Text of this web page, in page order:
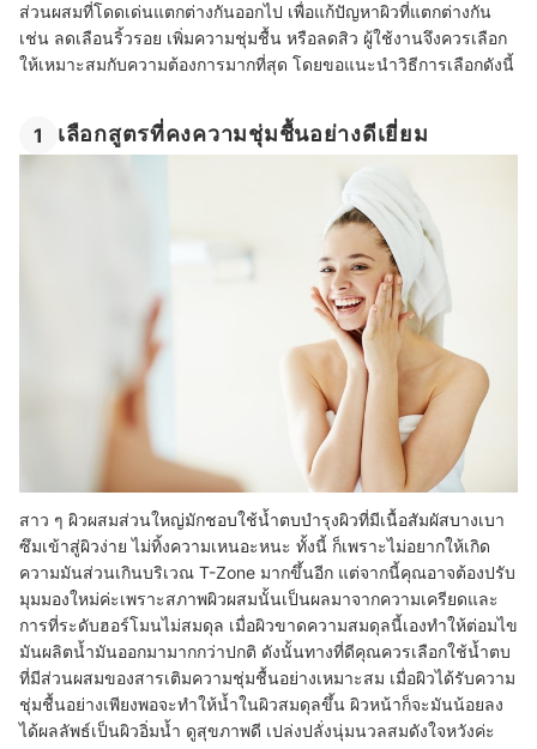
ส่วนผสมที่โดดเด่นแตกต่างกันออกไป เพื่อแก้ปัญหาผิวที่แตกต่างกัน
เช่น ลดเลือนริ้วรอย เพิ่มความชุ่มชื้น หรือลดสิว ผู้ใช้งานจึงควรเลือก
ให้เหมาะสมกับความต้องการมากที่สุด โดยขอแนะนำวิธีการเลือกดังนี้
1 เลือกสูตรที่คงความชุ่มชื้นอย่างดีเยี่ยม
สาว ๆ ผิวผสมส่วนใหญ่มักชอบใช้น้ำตบบำรุงผิวที่มีเนื้อสัมผัสบางเบา
ซึมเข้าสู่ผิวง่าย ไม่ทิ้งความเหนอะหนะ ทั้งนี้ ก็เพราะไม่อยากให้เกิด
ความมันส่วนเกินบริเวณ T-Zone มากขึ้นอีก แต่จากนี้คุณอาจต้องปรับ
มุมมองใหม่ค่ะเพราะสภาพผิวผสมนั้นเป็นผลมาจากความเครียดและ
การที่ระดับฮอร์โมนไม่สมดุล เมื่อผิวขาดความสมดุลนี้เองทำให้ต่อมไข
มันผลิตน้ำมันออกมามากกว่าปกติ ดังนั้นทางที่ดีคุณควรเลือกใช้น้ำตบ
ที่มีส่วนผสมของสารเติมความชุ่มชื้นอย่างเหมาะสม เมื่อผิวได้รับความ
ชุ่มชื้นอย่างเพียงพอจะทำให้น้ำในผิวสมดุลขึ้น ผิวหน้าก็จะมันน้อยลง
ได้ผลลัพธ์เป็นผิวอิ่มน้ำ ดูสุขภาพดี เปล่งปลั่งนุ่มนวลสมดังใจหวังค่ะ